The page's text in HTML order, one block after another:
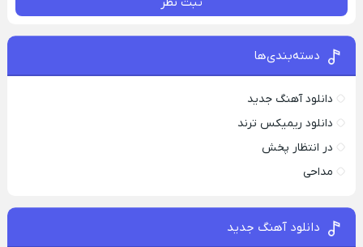
دسته‌بندی‌ها
دانلود آهنگ جدید
دانلود ریمیکس ترند
در انتظار پخش
مداحی
دانلود آهنگ جدید